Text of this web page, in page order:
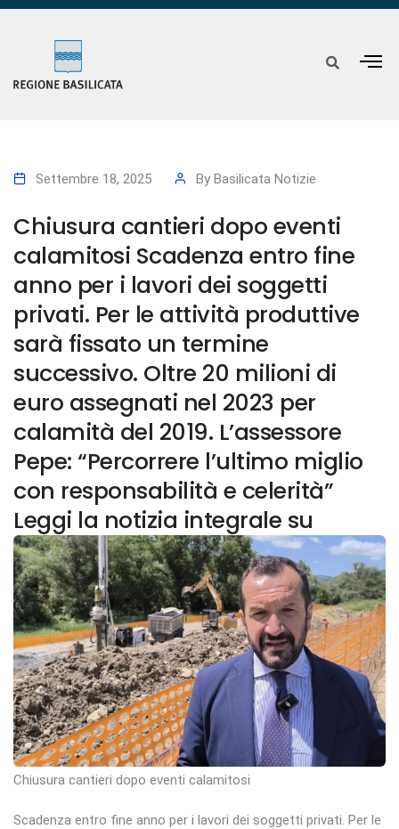
Settembre 18, 2025 By Basilicata Notizie
Chiusura cantieri dopo eventi
calamitosi Scadenza entro fine
anno per i lavori dei soggetti
privati. Per le attività produttive
sarà fissato un termine
successivo. Oltre 20 milioni di
euro assegnati nel 2023 per
calamità del 2019. L’assessore
Pepe: “Percorrere l’ultimo miglio
con responsabilità e celerità”
Leggi la notizia integrale su
Chiusura cantieri dopo eventi calamitosi
Scadenza entro fine anno per i lavori dei soggetti privati. Per le